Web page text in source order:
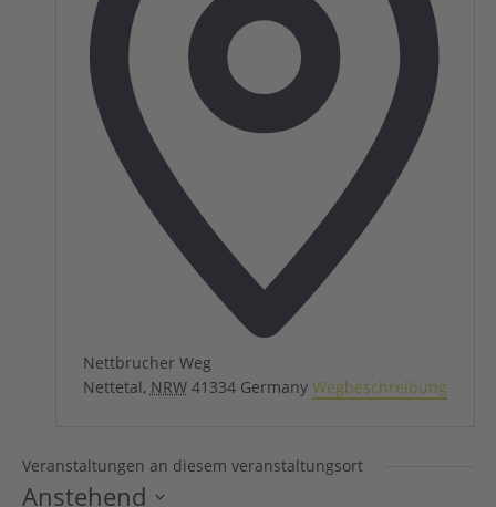
Nettbrucher Weg
Nettetal, NRW 41334 Germany Wegbeschreibung
Veranstaltungen an diesem veranstaltungsort
Anstehend